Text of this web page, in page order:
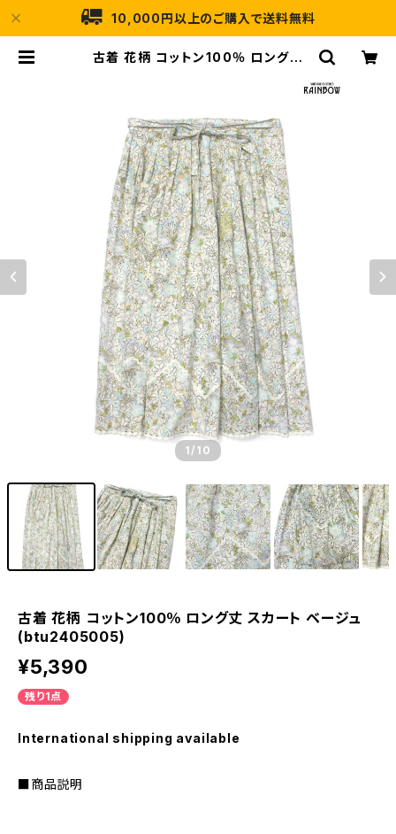
10,000円以上のご購入で送料無料
古着 花柄 コットン100％ ロング丈
1 /10
古着 花柄 コットン100％ ロング丈 スカート ベージュ
(btu2405005)
¥5,390
残り1点
International shipping available
■商品説明